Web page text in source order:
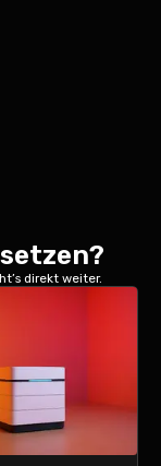
direkt weiter.